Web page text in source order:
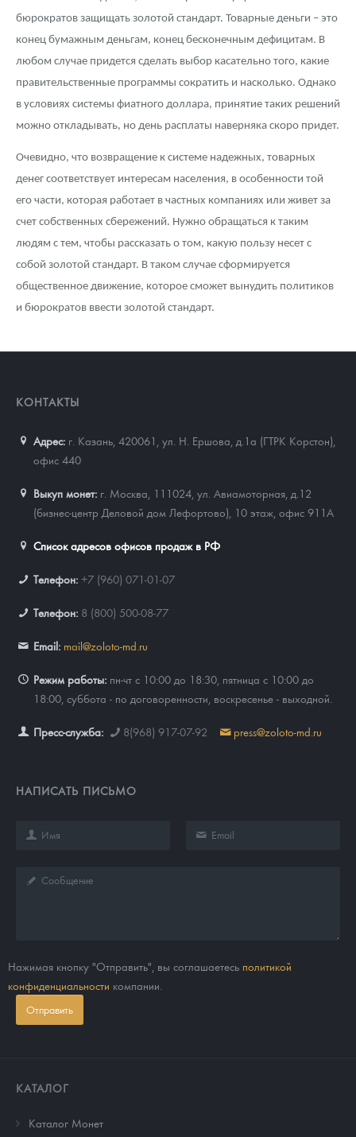
бюрократов защищать золотой стандарт. Товарные деньги – это
конец бумажным деньгам, конец бесконечным дефицитам. В
любом случае придется сделать выбор касательно того, какие
правительственные программы сократить и насколько. Однако
в условиях системы фиатного доллара, принятие таких решений
можно откладывать, но день расплаты наверняка скоро придет.
Очевидно, что возвращение к системе надежных, товарных
денег соответствует интересам населения, в особенности той
его части, которая работает в частных компаниях или живет за
счет собственных сбережений. Нужно обращаться к таким
людям с тем, чтобы рассказать о том, какую пользу несет с
собой золотой стандарт. В таком случае сформируется
общественное движение, которое сможет вынудить политиков
и бюрократов ввести золотой стандарт.
КОНТАКТЫ
Адрес: г. Казань, 420061 ул. Н. Ершова, д.1а (ГТРК Корстон),
офис 440
Выкуп монет: г. Москва, 111024, ул. Авиамоторная, д.12
(бизнес-центр Деловой дом Лефортово), 10 этаж, офис 911А
Список адресов офисов продаж в РФ
Телефон: +7 (960) 071-01-07
Телефон: 8 (800) 500-08-77
Email: mail@zoloto-md.ru
Режим работы: пн-чт с 10:00 до 18:30, пятница с 10:00 до
18:00, суббота - по договоренности, воскресенье - выходной.
Пресс-служба: 8(968) 917-07-92 press@zoloto-md.ru
НАПИСАТЬ ПИСЬМО
Нажимая кнопку "Отправить", вы соглашаетесь политикой
конфиденциальности компании.
Отправить
КАТАЛОГ
Каталог Монет